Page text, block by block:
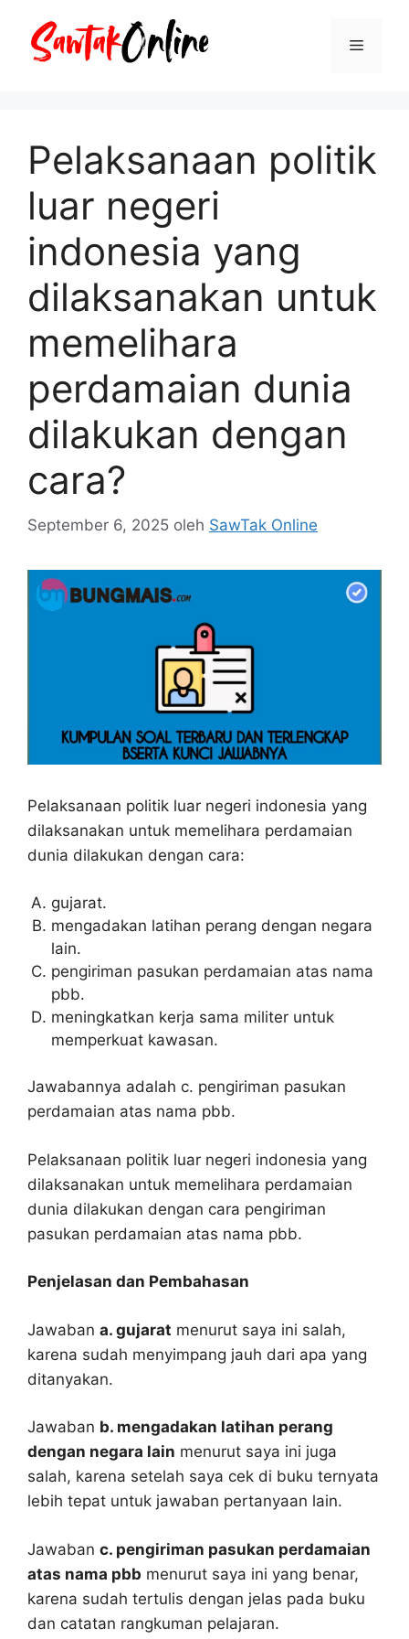
Menu
Pelaksanaan politik
luar negeri
indonesia yang
dilaksanakan untuk
memelihara
perdamaian dunia
dilakukan dengan
cara?
September 6, 2025 oleh SawTak Online
Pelaksanaan politik luar negeri indonesia yang
dilaksanakan untuk memelihara perdamaian
dunia dilakukan dengan cara:
gujarat.
mengadakan latihan perang dengan negara
lain.
pengiriman pasukan perdamaian atas nama
pbb.
meningkatkan kerja sama militer untuk
memperkuat kawasan.
Jawabannya adalah c. pengiriman pasukan
perdamaian atas nama pbb.
Pelaksanaan politik luar negeri indonesia yang
dilaksanakan untuk memelihara perdamaian
dunia dilakukan dengan cara pengiriman
pasukan perdamaian atas nama pbb.
Penjelasan dan Pembahasan
Jawaban a. gujarat menurut saya ini salah,
karena sudah menyimpang jauh dari apa yang
ditanyakan.
Jawaban b. mengadakan latihan perang
dengan negara lain menurut saya ini juga
salah, karena setelah saya cek di buku ternyata
lebih tepat untuk jawaban pertanyaan lain.
Jawaban c. pengiriman pasukan perdamaian
atas nama pbb menurut saya ini yang benar,
karena sudah tertulis dengan jelas pada buku
dan catatan rangkuman pelajaran.